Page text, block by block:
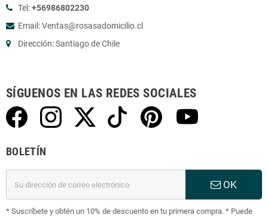
Tel:+56986802230
Email: Ventas@rosasadomicilio.cl
Dirección: Santiago de Chile
SÍGUENOS EN LAS REDES SOCIALES
BOLETÍN
OK
* Suscríbete y obtén un 10% de descuento en tu primera compra. * Puede